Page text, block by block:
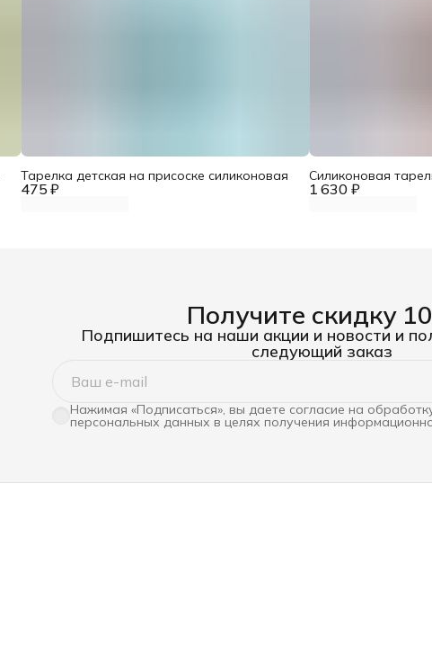
475 ₽
Тарелка детская на присоске силиконовая
1 630 ₽
Силиконовая
Получите скидку
Подпишитесь на наши акции и новости и
следующий заказ
Нажимая «Подписаться», вы даете согласие на
персональных данных в целях получения